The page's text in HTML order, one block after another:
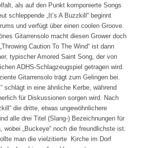
als auf den Punkt komponierte Songs
schleppende „It’s A Buzzkill“ beginnt
und verfügt über einen coolen Groove.
Gitarrensolo macht diesen Grower doch
Caution To The Wind“ ist dann
typischer Amored Saint Song, der von
ADHS-Schlagzeugspiel getragen wird.
Gitarrensolo trägt zum Gelingen bei.
schlägt in eine ähnliche Kerbe, während
für Diskussionen sorgen wird. Nach
die dritte, etwas ungewöhnlichere
alle drei Titel (Slang-) Bezeichnungen für
wobei „Buckeye“ noch die freundlichste ist.
man die vielzitierte Kirche im Dorf